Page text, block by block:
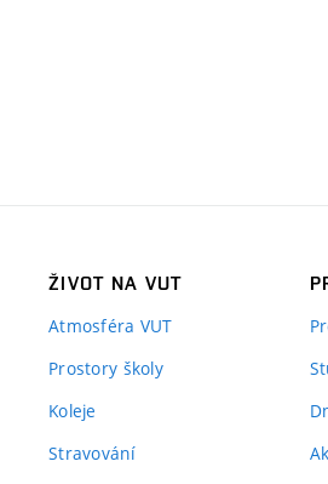
ŽIVOT NA VUT
Atmosféra VUT
Prostory školy
Koleje
Stravování